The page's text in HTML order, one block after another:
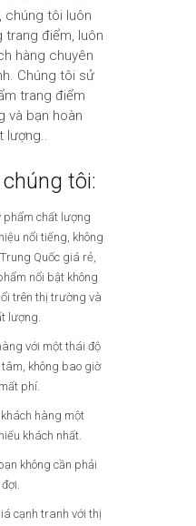
chúng tôi luôn
điểm, luôn
hàng chuyên
Chúng tôi sử
trang điểm
và bạn hoàn
lượng..
tôi:
phẩm chất lượng
nổi tiếng, không
Quốc giá rẻ,
nổi bật không
trên thị trường và
lượng.
với một thái độ
không bao giờ
phí.
khách hàng một
khách nhất.
không cần phải
cạnh tranh với thị